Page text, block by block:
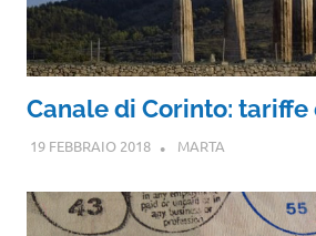
Canale di Corinto: tariffe
19 FEBBRAIO 2018 MARTA